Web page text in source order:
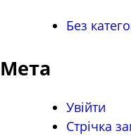
Без
Мета
Увійти
Стрічка